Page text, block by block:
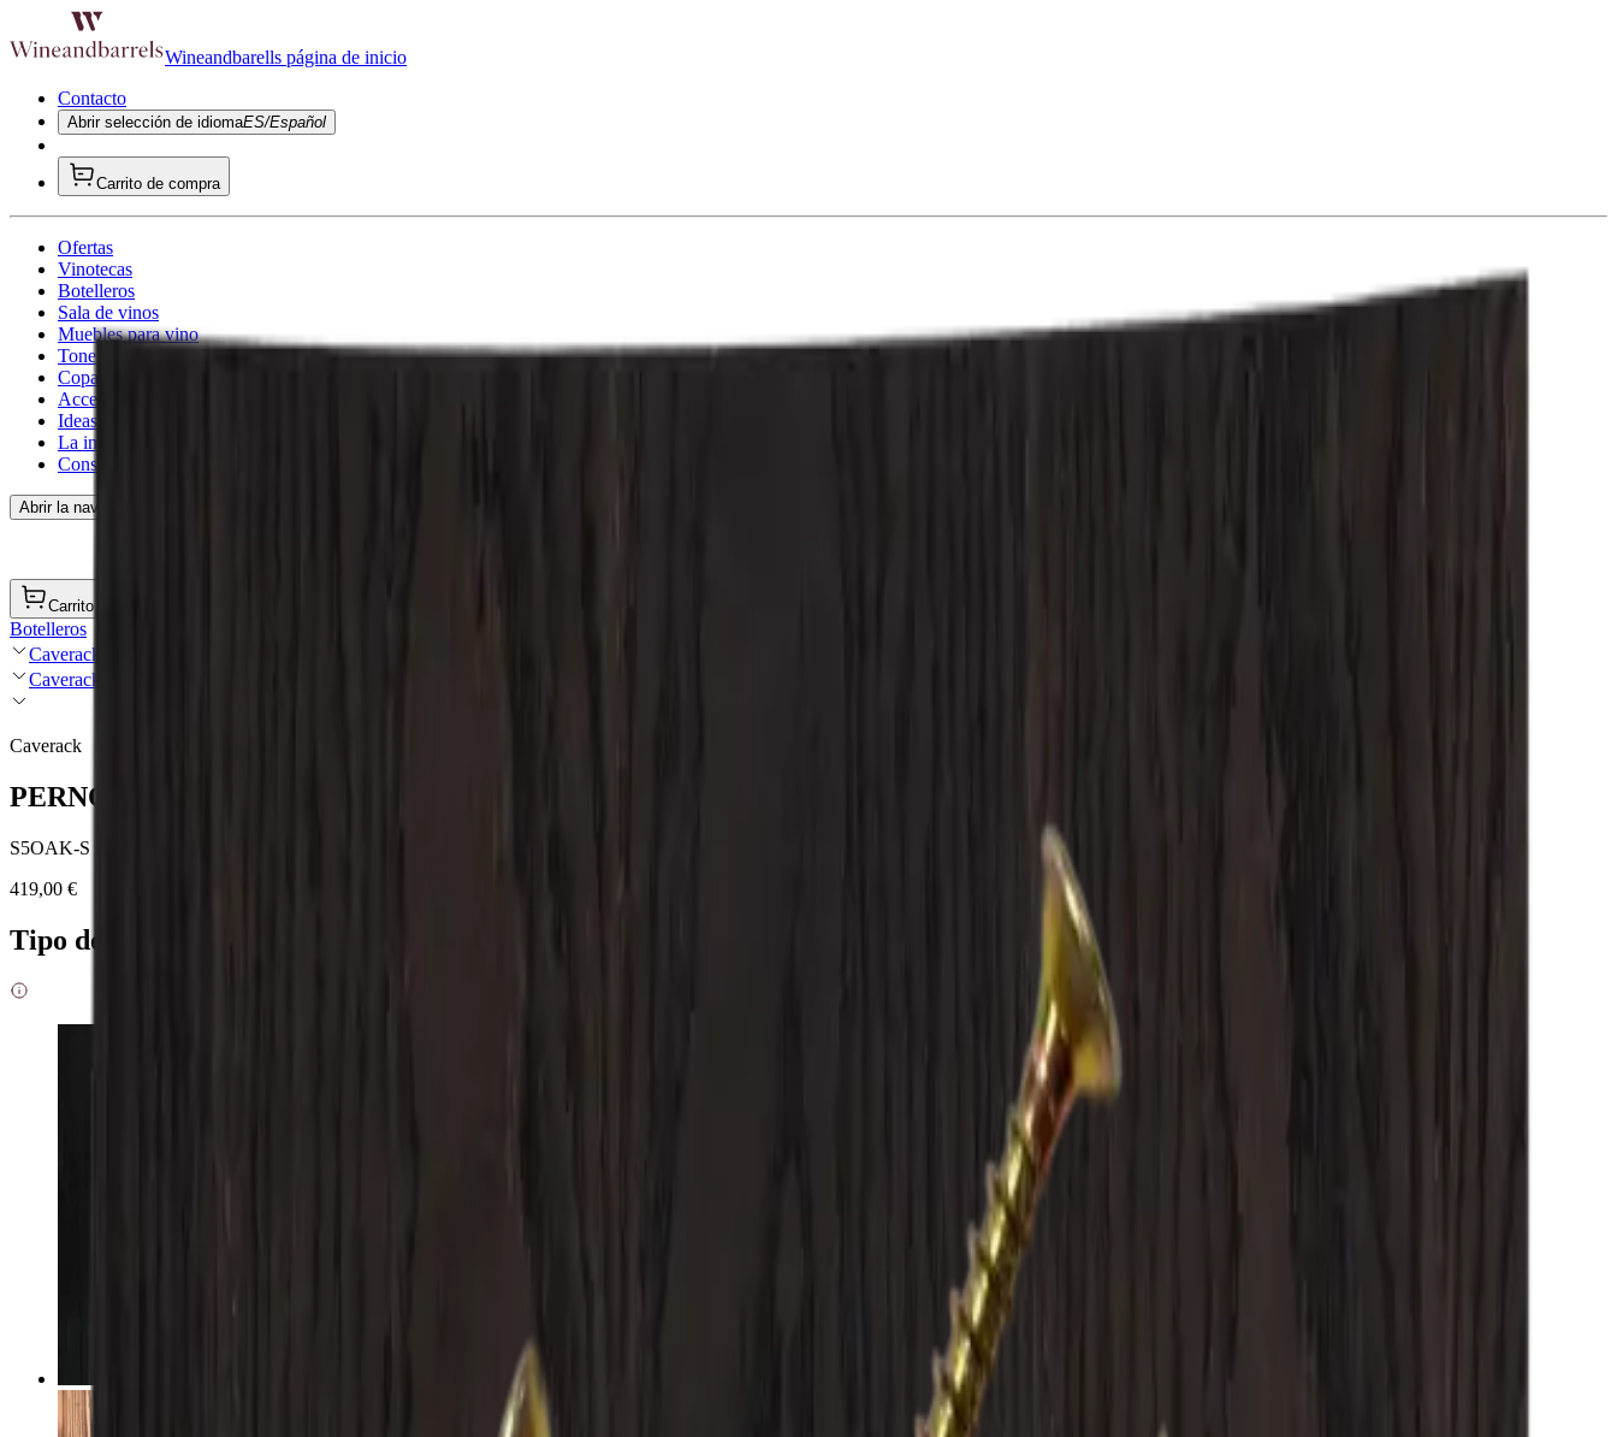
Wineandbarells página de inicio
Contacto
Abrir selección de idiomaES/Español
Carrito de compra
Ofertas
Vinotecas
Botelleros
Sala de vinos
Muebles para vino
Toneles de vino
Copa de vino
Accesorios para vino
Ideas de regalo
La inspiración
Consultoría
Abrir la navegación
Carrito de compra
Botelleros
Caverack
Caverack - Roble ahumado
Caverack
PERNO - Dos estantes extraíbles - roble ahumado
S5OAK-S
419,00 €
Tipo de madera